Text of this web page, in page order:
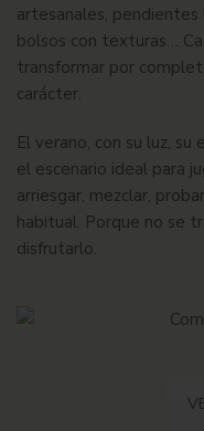
artesanales,
bolsos con texturas…
transformar por
carácter.
El verano, con su luz, su
el escenario ideal para
arriesgar, mezclar,
habitual. Porque no se
disfrutarlo.